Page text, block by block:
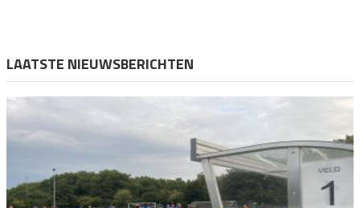
LAATSTE NIEUWSBERICHTEN